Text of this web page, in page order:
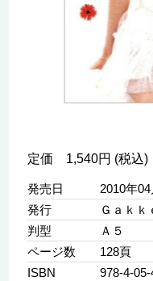
定価 1,540円 (税込)
発売日
2010年
発行
Ｇａｋｋ
判型
Ａ５
ページ数
128頁
ISBN
978-4-